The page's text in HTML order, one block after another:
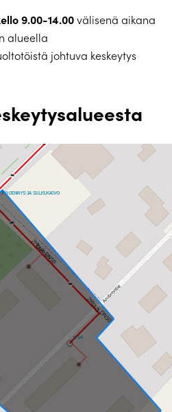
9.00-14.00välisenä aikana
alueella
johtuva keskeytys